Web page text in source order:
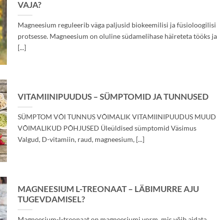
VAJA?
Magneesium reguleerib väga paljusid biokeemilisi ja füsioloogilisi
protsesse. Magneesium on oluline südamelihase häireteta tööks ja
[...]
VITAMIINIPUUDUS – SÜMPTOMID JA TUNNUSED
SÜMPTOM VÕI TUNNUS VÕIMALIK VITAMIINIPUUDUS MUUD
VÕIMALIKUD PÕHJUSED Üleüldised sümptomid Väsimus
Valgud, D-vitamiin, raud, magneesium, [...]
MAGNEESIUM L-TREONAAT – LÄBIMURRE AJU
TUGEVDAMISEL?